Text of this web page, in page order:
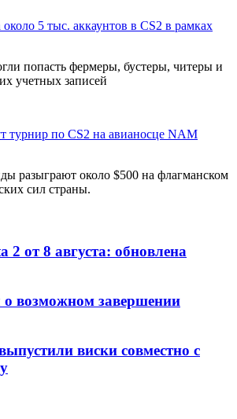
около 5 тыс. аккаунтов в CS2 в рамках
попасть фермеры, бустеры, читеры и
учетных записей
турнир по CS2 на авианосце NAM
разыграют около $500 на флагманском
сил страны.
2 от 8 августа: обновлена
о возможном завершении
виски совместно с